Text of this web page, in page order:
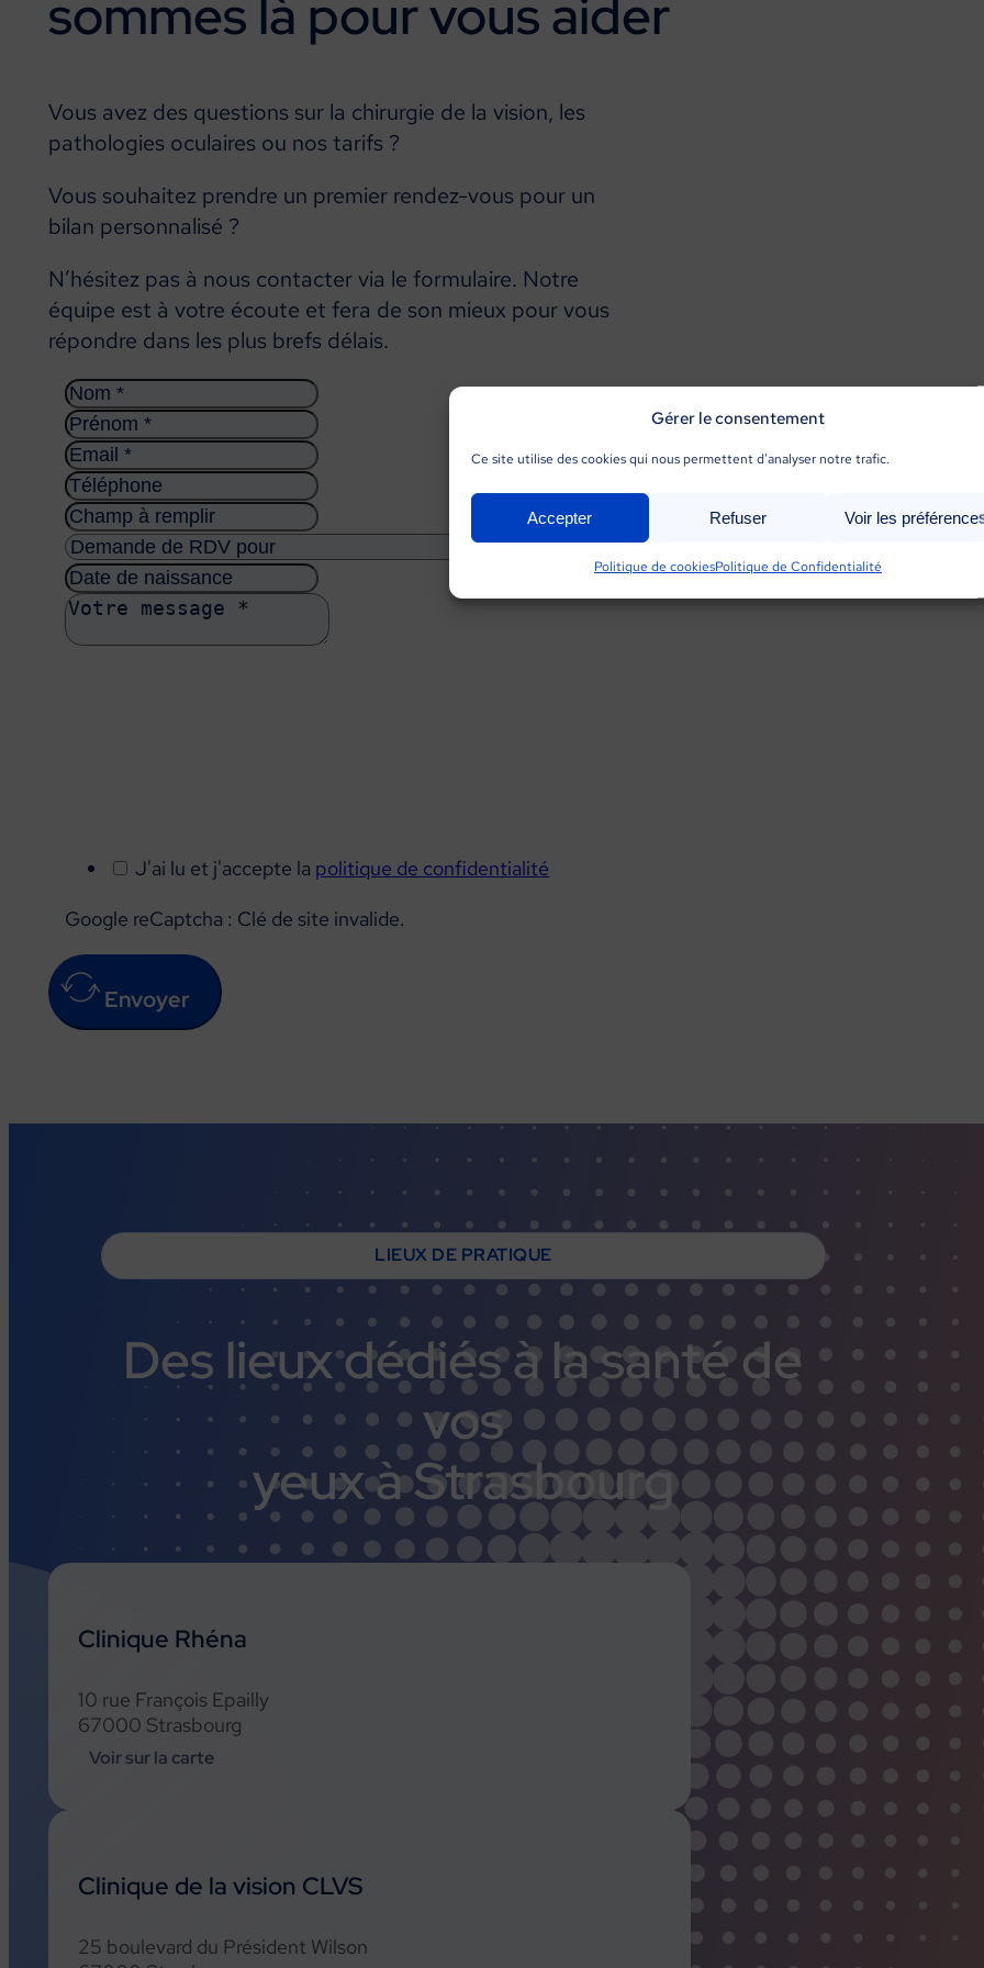
Gérer le consentement
Ce site utilise des cookies qui nous permettent d'analyser notre trafic.
Accepter Refuser Voir les
Politique de cookiesPolitique de Confidentialité
sommes là pourvousaider
Vous avez des questions sur la chirurgie de la vision, les
pathologies oculaires ou nos tarifs ?
Vous souhaitez prendre un premier rendez-vous pour un
bilan personnalisé ?
N’hésitez pas à nous contacter via le formulaire. Notre
équipe est à votre écoute et fera de son mieux pour vous
répondre dans les plus brefs délais.
J'ai lu et j'accepte la politique de confidentialité
Google reCaptcha : Clé de site invalide.
Envoyer
LIEUX DE PRATIQUE
Des lieuxdédiésà la santé de
vos
yeuxàStrasbourg
Clinique Rhéna
10 rue François Epailly
67000 Strasbourg
Voir sur la carte
Clinique de la vision CLVS
25 boulevard du Président Wilson